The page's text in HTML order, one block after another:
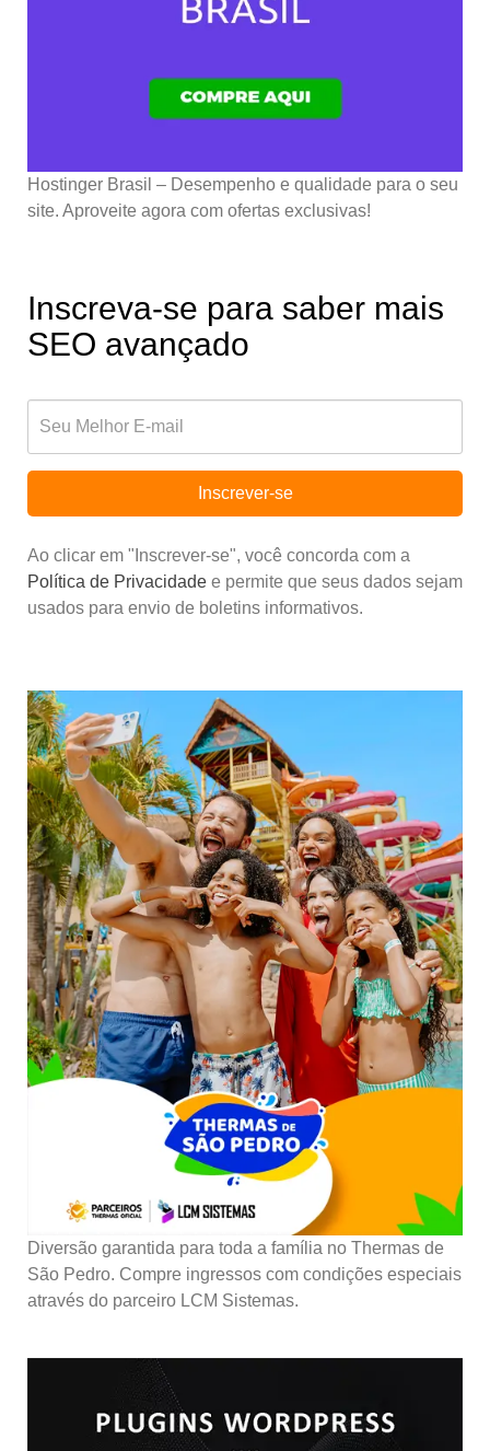
Hostinger Brasil – Desempenho e qualidade para o seu
site. Aproveite agora com ofertas exclusivas!
Inscreva-se para saber mais
SEO avançado
Inscrever-se
Ao clicar em "Inscrever-se", você concorda com a
Política de Privacidade e permite que seus dados sejam
usados para envio de boletins informativos.
Diversão garantida para toda a família no Thermas de
São Pedro. Compre ingressos com condições especiais
através do parceiro LCM Sistemas.